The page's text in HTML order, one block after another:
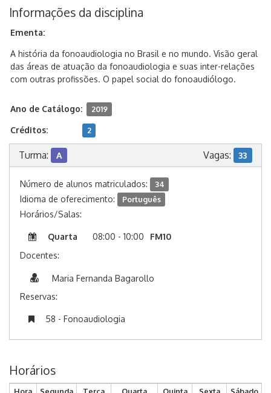
Informações da disciplina
Ementa:
A história da fonoaudiologia no Brasil e no mundo. Visão geral
das áreas de atuação da fonoaudiologia e suas inter-relações
com outras profissões. O papel social do fonoaudiólogo.
Ano de Catálogo: 2019
Créditos: 2
Turma: A Vagas: 33
Número de alunos matriculados: 34
Idioma de oferecimento: Português
Horários/Salas:
Quarta 08:00 - 10:00
FM10
Docentes:
Maria Fernanda Bagarollo
Reservas:
58 - Fonoaudiologia
Horários